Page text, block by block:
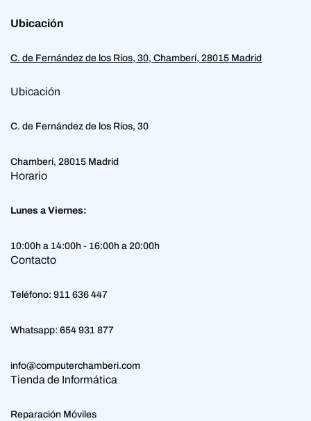
Ubicación
C. de Fernández de los Ríos, 30, Chamberí, 28015 Madrid
Ubicación
C. de Fernández de los Ríos, 30
Chamberí, 28015 Madrid
Horario
Lunes a Viernes:
10:00h a 14:00h - 16:00h a 20:00h
Contacto
Teléfono: 911 636 447
Whatsapp: 654 931 877
info@computerchamberi.com
Tienda de Informática
Reparación Móviles